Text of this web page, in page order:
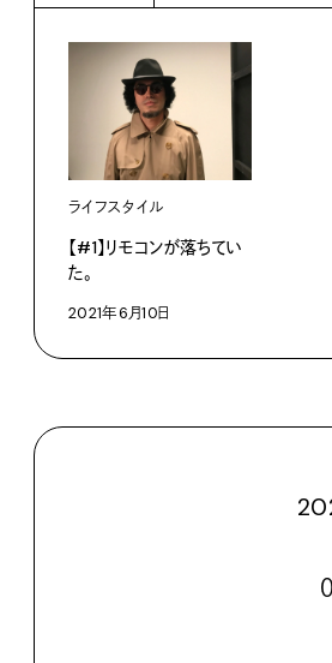
ライフスタイル
【#1】リモコンが落ちてい
た。
2021年6月10日